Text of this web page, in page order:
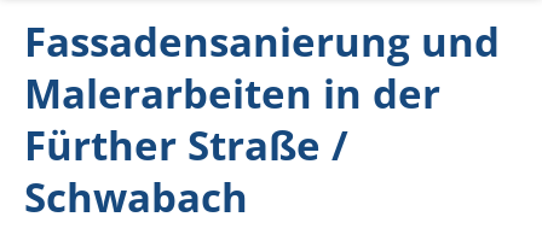
Fassadensanierung und
Malerarbeiten in der
Fürther Straße /
Schwabach